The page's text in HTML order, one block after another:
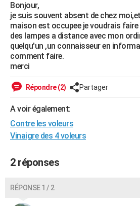
Essais
Réserver un essai
Citadines
Berlines
SUV
Forum auto
+HIGH-TECH
Mobiles
Meilleur smartphone
Internet
Ordinateurs
Jeux vidéo
Guide high-tech
+BRICOLAGE
Forum
Aménagement intérieur
Extérieur
Cuisine
Salle de bains
Jardinage
Rangement
WEEK-END
Art de vivre
Bien-être
Loisirs
Mode
Modes de vie
Alimentation
Guide de la santé
Maladies
Médicaments
Sommeil
Destinations
City break
Voyage nature
Voyage de noces
Forum
Climat
+PHOTO
GUIDES D'ACHAT
Bonjour,
je suis souvent absent de chez
maison est occupee je voudrais
des lampes a distance avec mon
quelqu'un ,un connaisseur en
comment faire.
merci
Répondre (2) Partager
A voir également:
Contre les voleurs
Vinaigre des 4 voleurs
2 réponses
RÉPONSE 1 / 2